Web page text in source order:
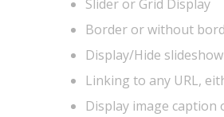
Slider or Grid Display
Border or without
Display/Hide
Linking to any URL,
Display image caption